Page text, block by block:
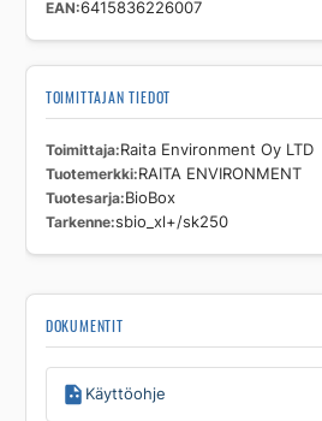
EAN 6415836226007
TOIMITTAJAN TIEDOT
Toimittaja Raita Environment Oy LTD
Tuotemerkki RAITA ENVIRONMENT
Tuotesarja BioBox
Tarkenne sbio_xl+/sk250
DOKUMENTIT
Käyttöohje